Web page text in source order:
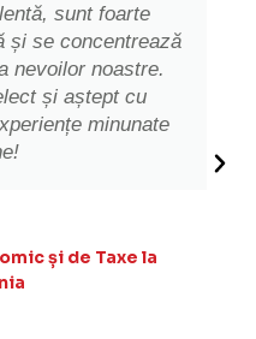
sunt foarte
și se concentrează
nevoilor noastre.
și aștept cu
minunate
și de Taxe la